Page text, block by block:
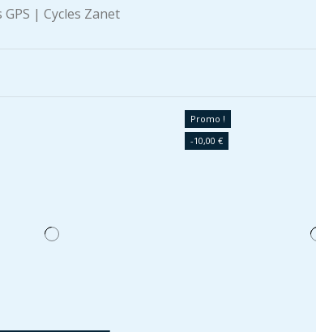
Promo !
-10,00 €